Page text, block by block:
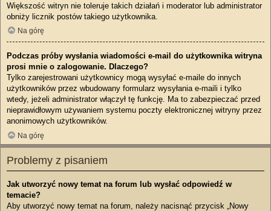
Większość witryn nie toleruje takich działań i moderator lub administrator
obniży licznik postów takiego użytkownika.
Na górę
Podczas próby wysłania wiadomości e-mail do użytkownika witryna
prosi mnie o zalogowanie. Dlaczego?
Tylko zarejestrowani użytkownicy mogą wysyłać e-maile do innych
użytkowników przez wbudowany formularz wysyłania e-maili i tylko
wtedy, jeżeli administrator włączył tę funkcję. Ma to zabezpieczać przed
nieprawidłowym używaniem systemu poczty elektronicznej witryny przez
anonimowych użytkowników.
Na górę
Problemy z pisaniem
Jak utworzyć nowy temat na forum lub wysłać odpowiedź w
temacie?
Aby utworzyć nowy temat na forum, należy nacisnąć przycisk „Nowy